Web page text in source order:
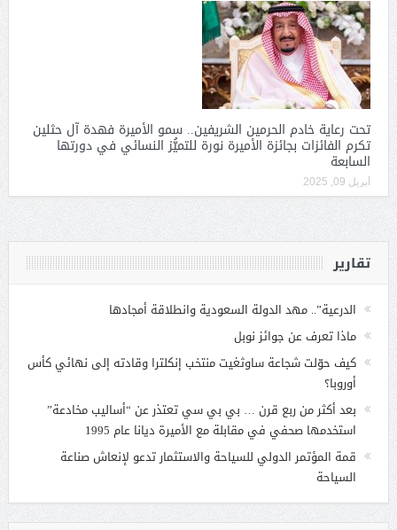
تحت رعاية خادم الحرمين الشريفين.. سمو الأميرة فهدة آل حثلين
تكرم الفائزات بجائزة الأميرة نورة للتميُّز النسائي في دورتها
السابعة
أبريل 09, 2025
تقارير
الدرعية”.. مهد الدولة السعودية وانطلاقة أمجادها
ماذا تعرف عن جوائز نوبل
كيف حوّلت شجاعة ساوثغيت منتخب إنكلترا وقادته إلى نهائي كأس
أوروبا؟
بعد أكثر من ربع قرن … بي بي سي تعتذر عن “أساليب مخادعة”
استخدمها صحفي في مقابلة مع الأميرة ديانا عام 1995
قمة المؤتمر الدولي للسياحة والاستثمار تدعو لإنعاش صناعة
السياحة